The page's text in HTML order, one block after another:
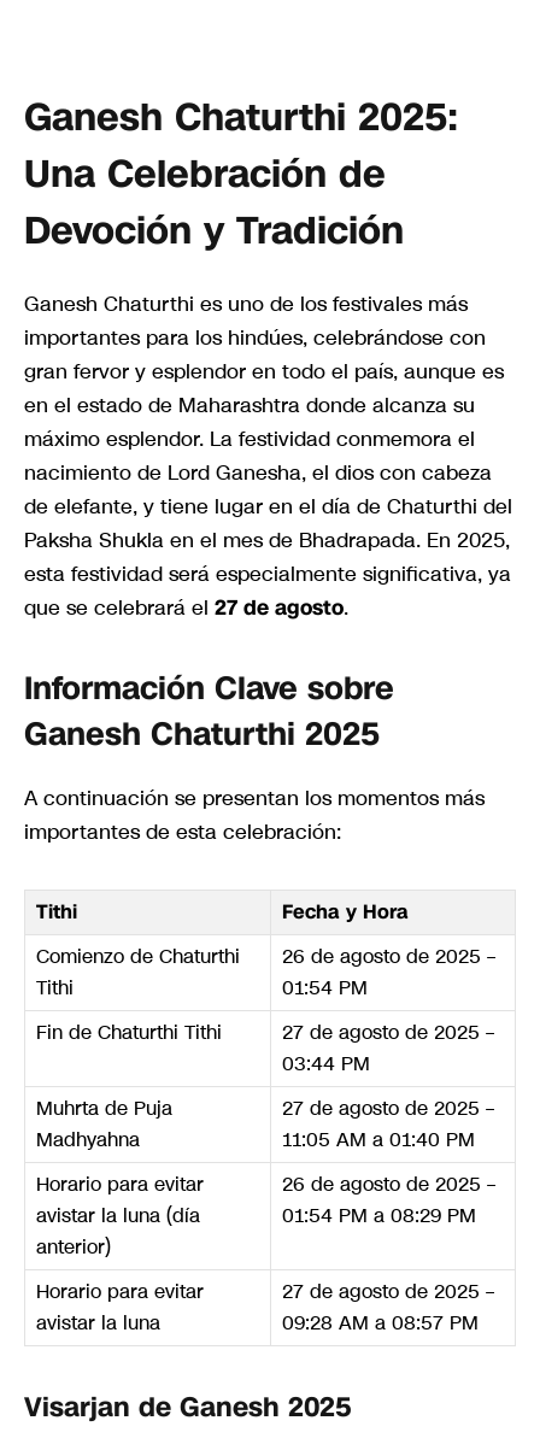
Ganesh Chaturthi 2025:
Una Celebración de
Devoción y Tradición
Ganesh Chaturthi es uno de los festivales más
importantes para los hindúes, celebrándose con
gran fervor y esplendor en todo el país, aunque es
en el estado de Maharashtra donde alcanza su
máximo esplendor. La festividad conmemora el
nacimiento de Lord Ganesha, el dios con cabeza
de elefante, y tiene lugar en el día de Chaturthi del
Paksha Shukla en el mes de Bhadrapada. En 2025,
esta festividad será especialmente significativa, ya
que se celebrará el 27 de agosto.
Información Clave sobre
Ganesh Chaturthi 2025
A continuación se presentan los momentos más
importantes de esta celebración:
Tithi
Fecha y Hora
Comienzo de Chaturthi
Tithi
26 de agosto de 2025 –
01:54 PM
Fin de Chaturthi Tithi
27 de agosto de 2025 –
03:44 PM
Muhrta de Puja
Madhyahna
27 de agosto de 2025 –
11:05 AM a 01:40 PM
Horario para evitar
avistar la luna (día
anterior)
26 de agosto de 2025 –
01:54 PM a 08:29 PM
Horario para evitar
avistar la luna
27 de agosto de 2025 –
09:28 AM a 08:57 PM
Visarjan de Ganesh 2025